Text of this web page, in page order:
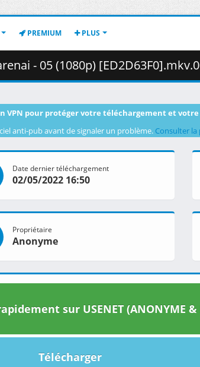
PREMIUM PLUS
- 05 (1080p) [ED2D63F0].mkv.003 (
VPN pour protéger votre téléchargement et votre
anti-pub avant de signaler un problème. Consulter
Date dernier téléchargement
02/05/2022 16:50
Propriétaire
Anonyme
sur USENET (ANONYME &
Télécharger